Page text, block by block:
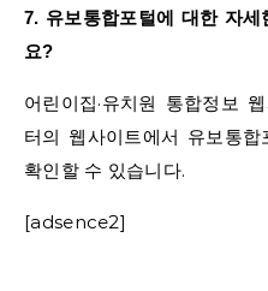
7. 유보통합포털에 대한 자
요?
어린이집·유치원 통합정보
터의 웹사이트에서 유보통
확인할 수 있습니다.
[adsence2]